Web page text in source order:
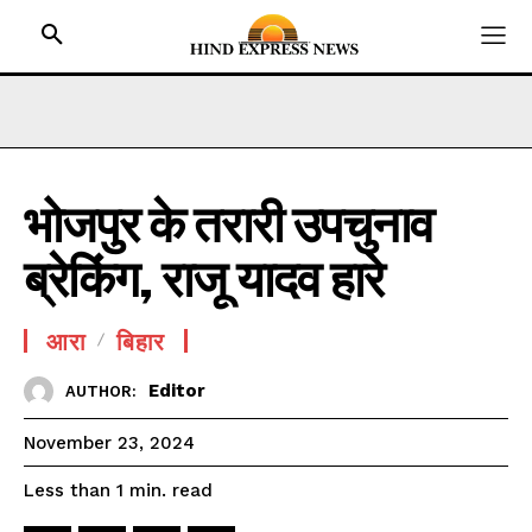
HOME
BIHAR
JHARKHAND
UTTAR PRADESH
MADHYA PRADESH
INTERNATIONAL
NATIONAL NEWS
भोजपुर के तरारी उपचुनाव
ब्रेकिंग, राजू यादव हारे
आरा बिहार
AUTHOR: Editor
November 23, 2024
Less than 1 min. read